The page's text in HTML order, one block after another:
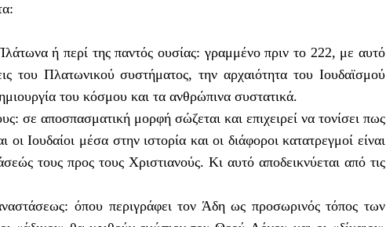
ή περί της παντός ουσίας: γραμμένο πριν το 222, με αυτό
του Πλατωνικού συστήματος, την αρχαιότητα του Ιουδαϊσμού
του κόσμου και τα ανθρώπινα συστατικά.
σε αποσπασματική μορφή σώζεται και επιχειρεί να τονίσει πως
οι Ιουδαίοι μέσα στην ιστορία και οι διάφοροι κατατρεγμοί είναι
τους προς τους Χριστιανούς. Κι αυτό αποδεικνύεται από τις
όπου περιγράφει τον Άδη ως προσωρινός τόπος των